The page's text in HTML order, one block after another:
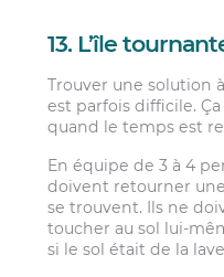
13. L’île
Trouver une solution
est parfois difficile.
quand le temps est
En équipe de 3 à 4
doivent retourner
se trouvent. Ils ne
toucher au sol lui-
si le sol était de la